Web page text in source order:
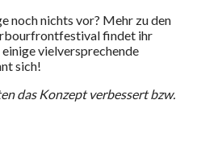
noch nichts vor? Mehr zu den
findet ihr
einige vielversprechende
sich!
das Konzept verbessert bzw.